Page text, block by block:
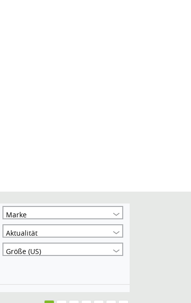
Marke
Aktualität
Größe (US)